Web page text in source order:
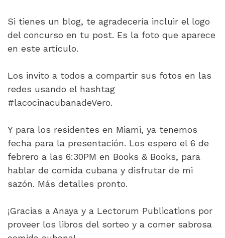
Si tienes un blog, te agradecería incluir el logo
del concurso en tu post. Es la foto que aparece
en este artículo.
Los invito a todos a compartir sus fotos en las
redes usando el hashtag
#lacocinacubanadeVero.
Y para los residentes en Miami, ya tenemos
fecha para la presentación. Los espero el 6 de
febrero a las 6:30PM en Books & Books, para
hablar de comida cubana y disfrutar de mi
sazón. Más detalles pronto.
¡Gracias a Anaya y a Lectorum Publications por
proveer los libros del sorteo y a comer sabrosa